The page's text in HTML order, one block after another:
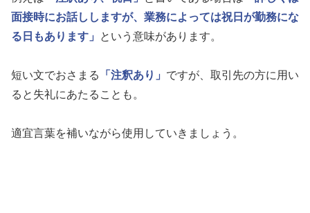
面接時にお話ししますが、業務によっては祝日が勤務にな
る日もあります」
という意味があります。
短い文でおさまる 「注釈あり」 ですが、取引先の方に用い
ると失礼にあたることも。
適宜言葉を補いながら使用していきましょう。